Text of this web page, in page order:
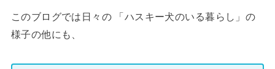
このブログでは日々の 「ハスキー犬のいる暮らし」の
様子の他にも、